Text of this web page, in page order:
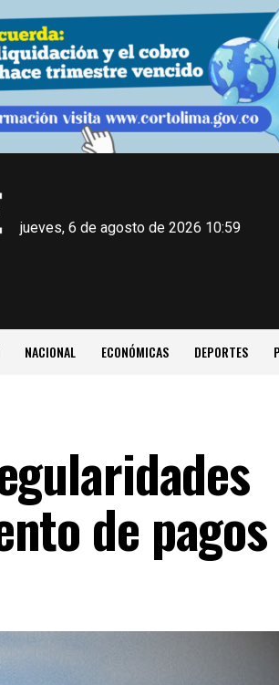
jueves, 6 de agosto de 2026 10:59
NACIONAL ECONÓMICAS DEPORTES
de pagos